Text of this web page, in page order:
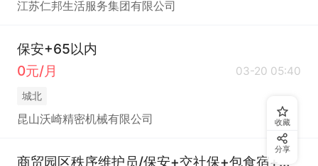
江苏仁邦生活服务集团有限公司
保安+65以内
0元/月
03-20 05:40
城北
昆山沃崎精密机械有限公司
商贸园区秩序维护员/保安+交社保+包食宿+长白班
收藏
分享